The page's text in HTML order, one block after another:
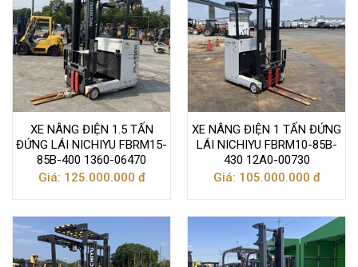
XE NÂNG ĐIỆN 1.5 TẤN
ĐỨNG LÁI NICHIYU FBRM15-
85B-400 1360-06470
Giá: 125.000.000 đ
XE NÂNG ĐIỆN 1 TẤN ĐỨNG
LÁI NICHIYU FBRM10-85B-
430 12A0-00730
Giá: 105.000.000 đ